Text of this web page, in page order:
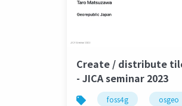
Create / distribute
- JICA seminar 2023
foss4g osgeo